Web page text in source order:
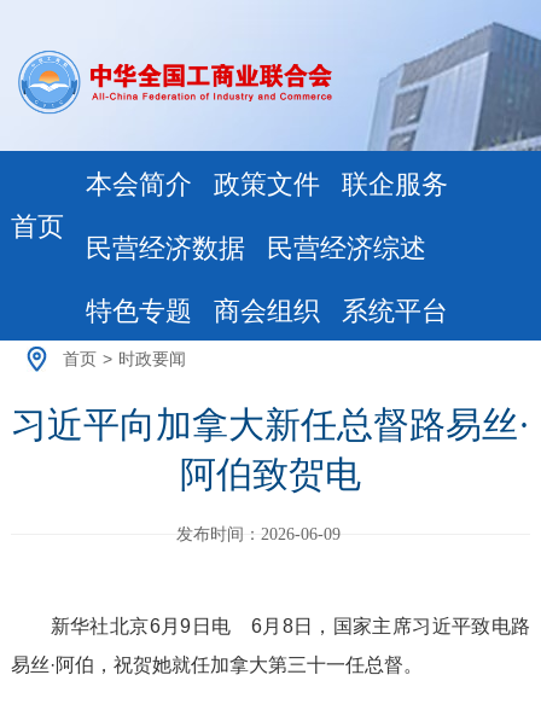
首页
本会简介 政策文件 联企服务
民营经济数据 民营经济综述
特色专题 商会组织 系统平台
首页 > 时政要闻
习近平向加拿大新任总督路易丝·
阿伯致贺电
发布时间：2026-06-09
新华社北京6月9日电 6月8日，国家主席习近平致电路
易丝·阿伯，祝贺她就任加拿大第三十一任总督。